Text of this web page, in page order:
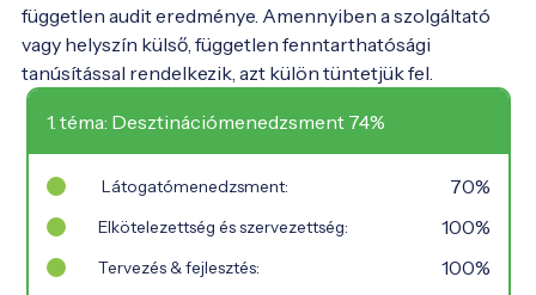
független audit eredménye. Amennyiben a szolgáltató
vagy helyszín külső, független fenntarthatósági
tanúsítással rendelkezik, azt külön tüntetjük fel.
1. téma: Desztinációmenedzsment 74%
Látogatómenedzsment: 70%
Elkötelezettség és szervezettség: 100%
Tervezés & fejlesztés: 100%